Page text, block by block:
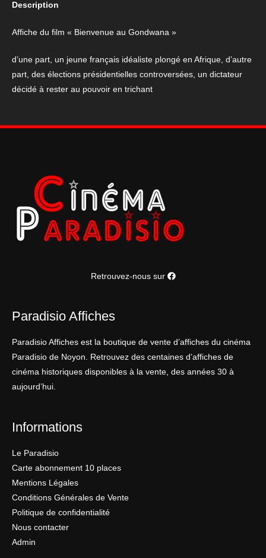
au
Description
Affiche du film « Bienvenue au Gondwana »
d’une part, un jeune français idéaliste plongé en Afrique, d’autre
part, des élections présidentielles controversées, un dictateur
décidé à rester au pouvoir en trichant
Retrouvez-nous sur
Paradisio Affiches
Paradisio Affiches est la boutique de vente d’affiches du cinéma
Paradisio de Noyon. Retrouvez des centaines d’affiches de
cinéma historiques disponibles à la vente, des années 30 à
aujourd’hui.
Informations
Le Paradisio
Carte abonnement 10 places
Mentions Légales
Conditions Générales de Vente
Politique de confidentialité
Nous contacter
Admin